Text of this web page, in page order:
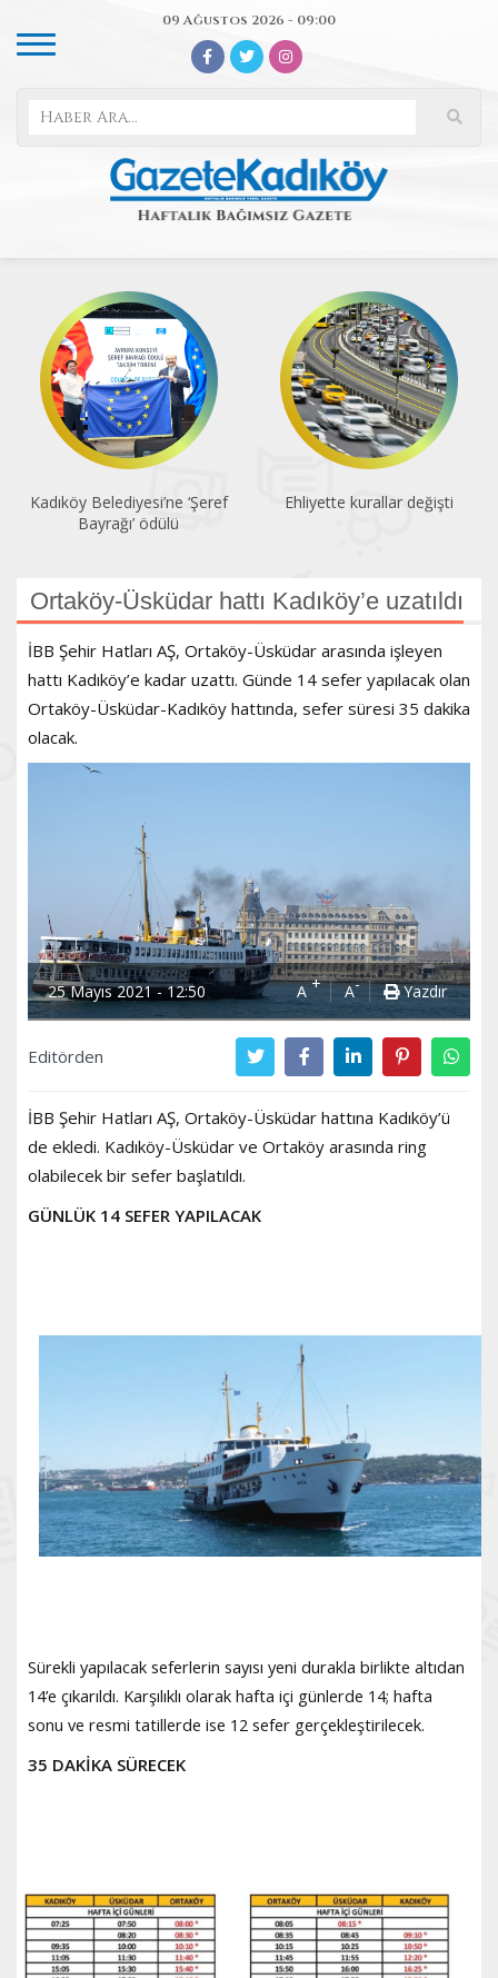
09 Ağustos 2026 - 09:00
Kadıköy Belediyesi’ne ‘Şeref
Bayrağı’ ödülü
Ehliyette kurallar değişti
Ortaköy-Üsküdar hattı Kadıköy’e uzatıldı
İBB Şehir Hatları AŞ, Ortaköy-Üsküdar arasında işleyen
hattı Kadıköy’e kadar uzattı. Günde 14 sefer yapılacak olan
Ortaköy-Üsküdar-Kadıköy hattında, sefer süresi 35 dakika
olacak.
25 Mayıs 2021 - 12:50 A+ A- Yazdır
Editörden
İBB Şehir Hatları AŞ, Ortaköy-Üsküdar hattına Kadıköy’ü
de ekledi. Kadıköy-Üsküdar ve Ortaköy arasında ring
olabilecek bir sefer başlatıldı.
GÜNLÜK 14 SEFER YAPILACAK
Sürekli yapılacak seferlerin sayısı yeni durakla birlikte altıdan
14’e çıkarıldı. Karşılıklı olarak hafta içi günlerde 14; hafta
sonu ve resmi tatillerde ise 12 sefer gerçekleştirilecek.
35 DAKİKA SÜRECEK